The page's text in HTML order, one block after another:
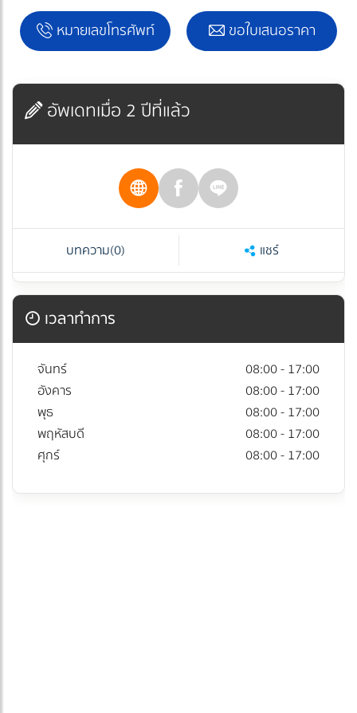
หมายเลขโทรศัพท์ ขอใบเสนอราคา
อัพเดทเมื่อ 2 ปีที่แล้ว
บทความ(0) แชร์
เวลาทำการ
จันทร์
08:00 - 17:00
อังคาร
08:00 - 17:00
พุธ
08:00 - 17:00
พฤหัสบดี
08:00 - 17:00
ศุกร์
08:00 - 17:00